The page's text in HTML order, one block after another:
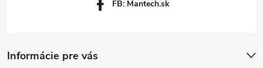
FB: Mantech.sk
Informácie pre vás